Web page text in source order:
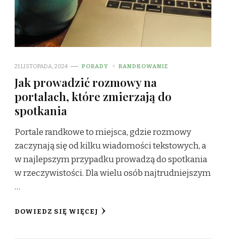
21 LISTOPADA, 2024 PORADY RANDKOWANIE
Jak prowadzić rozmowy na
portalach, które zmierzają do
spotkania
Portale randkowe to miejsca, gdzie rozmowy
zaczynają się od kilku wiadomości tekstowych, a
w najlepszym przypadku prowadzą do spotkania
w rzeczywistości. Dla wielu osób najtrudniejszym
…
DOWIEDZ SIĘ WIĘCEJ